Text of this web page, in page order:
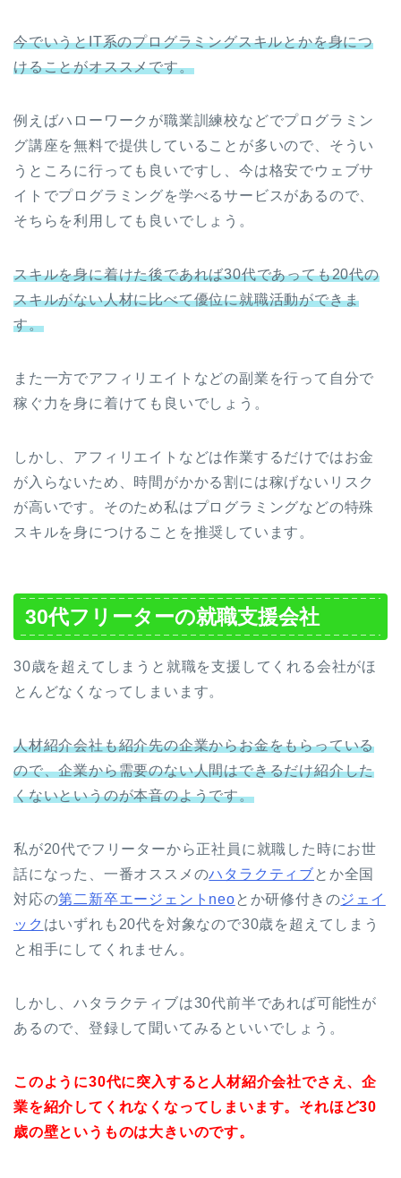
今でいうとIT系のプログラミングスキルとかを身につ
けることがオススメです。
例えばハローワークが職業訓練校などでプログラミン
グ講座を無料で提供していることが多いので、そうい
うところに行っても良いですし、今は格安でウェブサ
イトでプログラミングを学べるサービスがあるので、
そちらを利用しても良いでしょう。
スキルを身に着けた後であれば30代であっても20代の
スキルがない人材に比べて優位に就職活動ができま
す。
また一方でアフィリエイトなどの副業を行って自分で
稼ぐ力を身に着けても良いでしょう。
しかし、アフィリエイトなどは作業するだけではお金
が入らないため、時間がかかる割には稼げないリスク
が高いです。そのため私はプログラミングなどの特殊
スキルを身につけることを推奨しています。
30代フリーターの就職支援会社
30歳を超えてしまうと就職を支援してくれる会社がほ
とんどなくなってしまいます。
人材紹介会社も紹介先の企業からお金をもらっている
ので、企業から需要のない人間はできるだけ紹介した
くないというのが本音のようです。
私が20代でフリーターから正社員に就職した時にお世
話になった、一番オススメのハタラクティブ とか全国
対応の第二新卒エージェントneo とか研修付きのジェイ
ック はいずれも20代を対象なので30歳を超えてしまう
と相手にしてくれません。
しかし、ハタラクティブは30代前半であれば可能性が
あるので、登録して聞いてみるといいでしょう。
このように30代に突入すると人材紹介会社でさえ、企
業を紹介してくれなくなってしまいます。それほど30
歳の壁というものは大きいのです。